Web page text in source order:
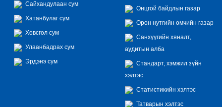
Сайхандулаан сум
Хатанбулаг сум
Хөвсгөл сум
Улаанбадрах сум
Эрдэнэ сум
Онцгой байдлын газар
Орон нутгийн өмчийн газар
Санхүүгийн хяналт,
аудитын алба
Стандарт, хэмжил зүйн
хэлтэс
Статистикийн хэлтэс
Татварын хэлтэс